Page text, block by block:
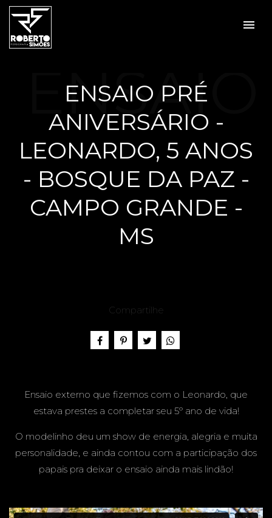
menu
ENSAIO PRÉ
ANIVERSÁRIO -
LEONARDO, 5 ANOS
- BOSQUE DA PAZ -
CAMPO GRANDE -
MS
ENSAIO
PRÉ
ANIVER
SÁRIO -
LEONA
RDO, 5
Compartilhe
Ensaio externo que fizemos com o Leonardo, que
estava prestes a completar seu 5º ano de vida!
O modelinho deu um show de energia, alegria e muita
personalidade, e ainda contou com a participação dos
papais pra deixar o ensaio ainda mais lindão!